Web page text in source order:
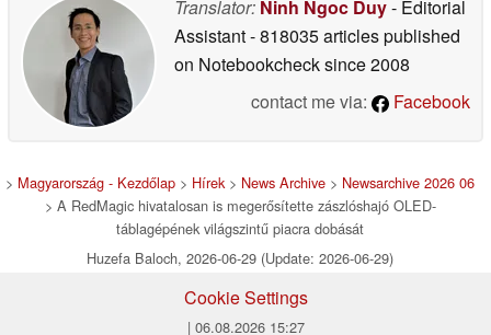
Translator: Ninh Ngoc Duy- Editorial
Assistant- 818035 articles published
on Notebookchecksince 2008
contact me via:
Facebook
> Magyarország - Kezdőlap > Hírek> News Archive > Newsarchive 2026 06
> A RedMagic hivatalosan is megerősítette zászlóshajó OLED-
táblagépének világszintű piacra dobását
Huzefa Baloch, 2026-06-29 (Update: 2026-06-29)
Cookie Settings
| 06.08.2026 15:27